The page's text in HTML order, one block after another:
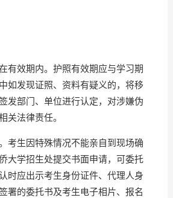
有效期内。护照有效期应与学习期
如发现证照、资料有疑义的，将移
发部门、单位进行认定，对涉嫌伪
关法律责任。
考生因特殊情况不能亲自到现场确
大学招生处提交书面申请，可委托
时应出示考生身份证件、代理人身
署的委托书及考生电子相片、报名